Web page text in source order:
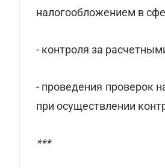
налогообложением в
- контроля за
- проведения проверок
при осуществлении
***